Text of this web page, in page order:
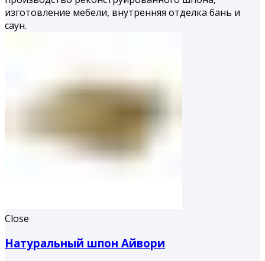
изготовление мебели, внутренняя отделка бань и
саун.
Close
Натуральный шпон Айвори